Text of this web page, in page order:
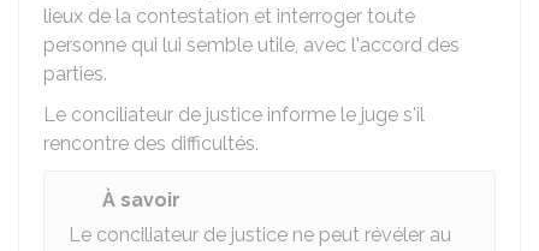
lieux de la contestation et interroger toute
personne qui lui semble utile, avec l'accord des
parties.
Le conciliateur de justice informe le juge s'il
rencontre des difficultés.
À savoir
Le conciliateur de justice ne peut révéler au